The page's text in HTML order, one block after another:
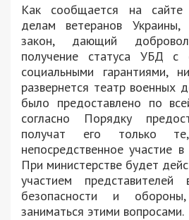
Как сообщается на сайте
делам ветеранов Украины,
закон, дающий
получение статуса УБД с
социальными гарантиями,
развернется театр военных
было предоставлено по
согласно Порядку
получат его только
непосредственное участие
При министерстве будет
участием представителей
безопасности и
заниматься этими вопросами.